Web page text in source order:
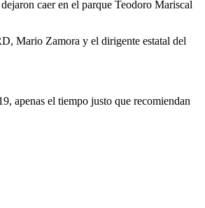
caer en el parque Teodoro Mariscal
Mario Zamora y el dirigente estatal del
apenas el tiempo justo que recomiendan